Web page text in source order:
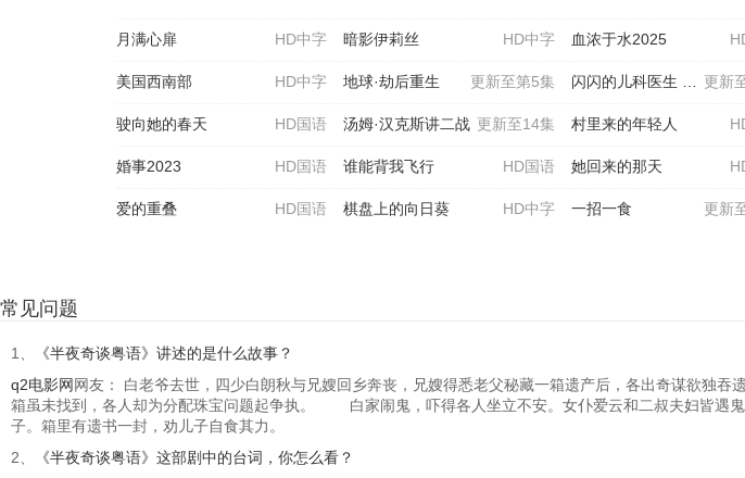
HD中字
月满心扉 HD中字
暗影伊莉丝 血浓于水2025
HD中字
美国西南部 更新至第5集
地球·劫后重生 更新
闪闪的儿科医生 第四季
HD国语
驶向她的春天​ 更新至14集
汤姆·汉克斯讲二战 村里来的年轻人
HD国语
婚事2023 HD国语
谁能背我飞行 她回来的那天
HD国语
爱的重叠 HD中字
棋盘上的向日葵 更新
一招一食
常见问题
1、
《半夜奇谈粤语》讲述的是什么故事？
q2电影网 网友： 白老爷去世，四少白朗秋与兄嫂回乡奔丧，兄嫂得悉老父秘藏一箱遗产后，各出奇谋欲独
箱虽未找到，各人却为分配珠宝问题起争执。 白家闹鬼，吓得各人坐立不安。女仆爱云和二叔夫妇皆遇
子。箱里有遗书一封，劝儿子自食其力。
2、
《半夜奇谈粤语》这部剧中的台词，你怎么看？